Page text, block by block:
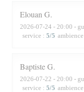
Elouan G
2026-07-24 - 20:00 -
service : 5/5 ambience
BaptisteG
2026-07-22 - 20:00 -
service : 5/5 ambience